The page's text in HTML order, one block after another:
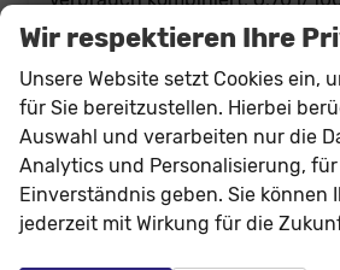
E
CO 2-Emissionen:154,00 g/km
Wir respektieren Ihre
Unsere Website setzt Cookies ein,
für Sie bereitzustellen. Hierbei
Auswahl und verarbeiten nur die
Analytics und Personalisierung,
Einverständnis geben. Sie können
jederzeit mit Wirkung für die